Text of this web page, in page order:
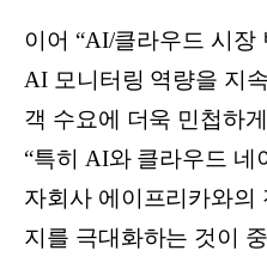
이어 “AI/클라우드 시장
AI 모니터링 역량을 지
객 수요에 더욱 민첩하
“특히 AI와 클라우드 네
자회사 에이프리카와의
지를 극대화하는 것이